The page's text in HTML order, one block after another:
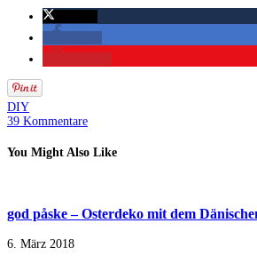
DIY
39 Kommentare
You Might Also Like
god påske – Osterdeko mit dem
6. März 2018